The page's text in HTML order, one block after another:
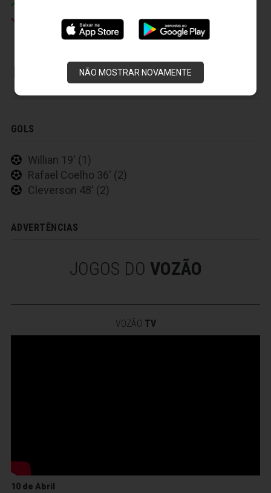
NÃO MOSTRAR NOVAMENTE
Boiadeiro
AVAÍ FUTEBOL CLUBE
GOLS
Willian 19' (1)
Rafael Coelho 36' (2)
Cleverson 48' (2)
ADVERTÊNCIAS
JOGOS DO VOZÃO
VOZÃO TV
10 de Abril